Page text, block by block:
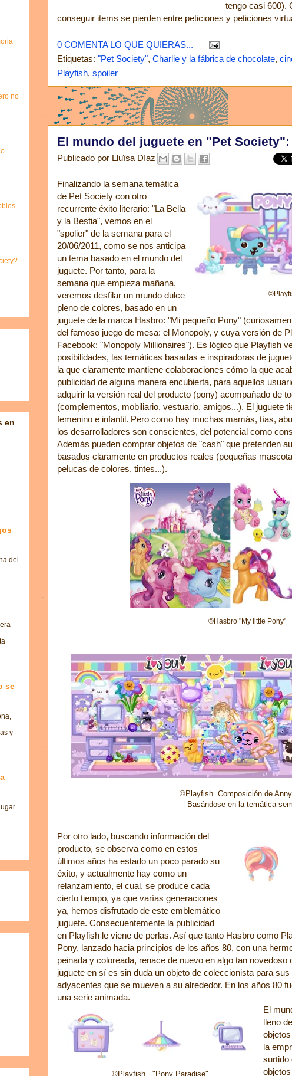
tengo casi 600).
conseguir items se pierden entre peticiones y peticiones
0 COMENTA LO QUE QUIERAS...
Etiquetas: "Pet Society", Charlie y la fábrica de chocolate,
Playfish, spoiler
El mundo del juguete en "Pet
Publicado por Lluïsa Díaz
Finalizando la semana temática
de Pet Society con otro
recurrente éxito literario: "La Bella
y la Bestia", vemos en el
"spolier" de la semana para el
20/06/2011, como se nos anticipa
un tema basado en el mundo del
juguete. Por tanto, para la
semana que empieza mañana,
veremos desfilar un mundo dulce
pleno de colores, basado en un
juguete de la marca Hasbro: "Mi pequeño Pony"
del famoso juego de mesa: el Monopoly, y cuya versión de
Facebook: "Monopoly Millionaires"). Es lógico que Playfish
posibilidades, las temáticas basadas e inspiradoras de
la que claramente mantiene colaboraciones cómo la que
publicidad de alguna manera encubierta, para aquellos
adquirir la versión real del producto (pony) acompañado de
(complementos, mobiliario, vestuario, amigos...). El juguete
femenino e infantil. Pero como hay muchas mamás, tías,
los desarrolladores son conscientes, del potencial como
Además pueden comprar objetos de "cash" que pretenden
basados claramente en productos reales (pequeñas
pelucas de colores, tintes...).
©Hasbro "My little Pony"
©Playfish Composición de
Basándose en la temática
Por otro lado, buscando información del
producto, se observa como en estos
últimos años ha estado un poco parado su
éxito, y actualmente hay como un
relanzamiento, el cual, se produce cada
cierto tiempo, ya que varías generaciones
ya, hemos disfrutado de este emblemático
juguete. Consecuentemente la publicidad
en Playfish le viene de perlas. Así que tanto Hasbro como
Pony, lanzado hacia principios de los años 80, con una
peinada y coloreada, renace de nuevo en algo tan
juguete en sí es sin duda un objeto de coleccionista para
adyacentes que se mueven a su alrededor. En los años 80
una serie animada.
©Playfish "Pony Paradise"
El
lleno
la
surtido
no
en
del
se
y